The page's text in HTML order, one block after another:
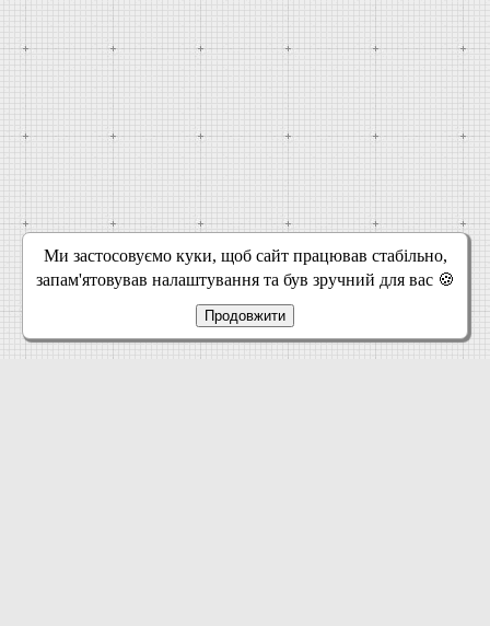
Ми застосовуємо куки, щоб сайт працював стабільно,
запам'ятовував налаштування та був зручний для вас 🍪
Продовжити